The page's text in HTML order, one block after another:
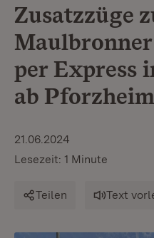
Zusatzzüge
per Express
ab Pforzheim
21.06.2024
Lesezeit: 1 Minute
Teilen Text